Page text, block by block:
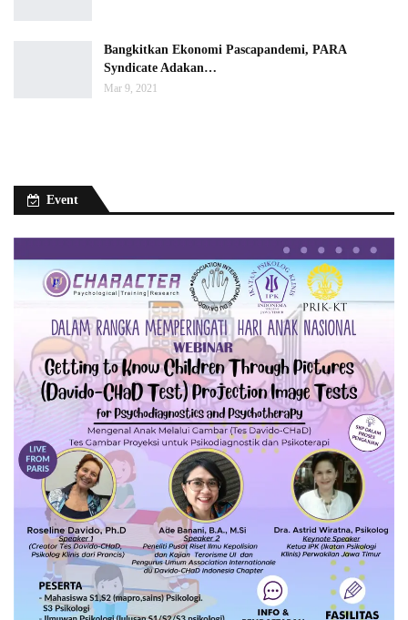
Bangkitkan Ekonomi Pascapandemi, PARA
Syndicate Adakan…
Mar 9, 2021
Event